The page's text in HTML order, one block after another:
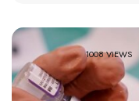
1008 VIEWS